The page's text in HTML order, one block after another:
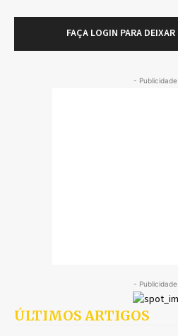
FAÇA LOGIN PARA
-
-
ÚLTIMOS ARTIGOS